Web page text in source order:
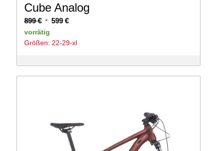
Cube Analog
899€ Ursprünglicher
Preis
war:
599 €Aktueller
ist:
vorrätig
Größen: 22-29-xl